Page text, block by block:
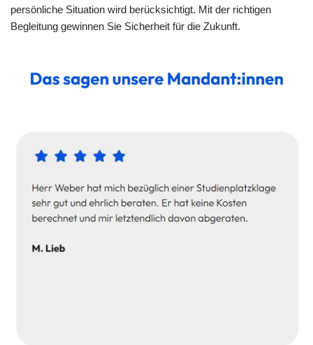
persönliche Situation wird berücksichtigt. Mit der richtigen
Begleitung gewinnen Sie Sicherheit für die Zukunft.